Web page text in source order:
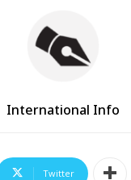
International Info
Twitter